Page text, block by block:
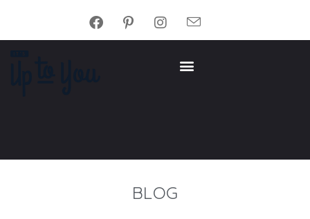
BLOG